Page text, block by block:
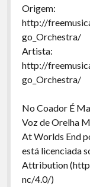
Origem:
http://
go_Orchestra/
Artista:
http://
go_Orchestra/
No Coador É
Voz de Orelha
At Worlds End
está licenciada
Attribution
nc/4.0/)